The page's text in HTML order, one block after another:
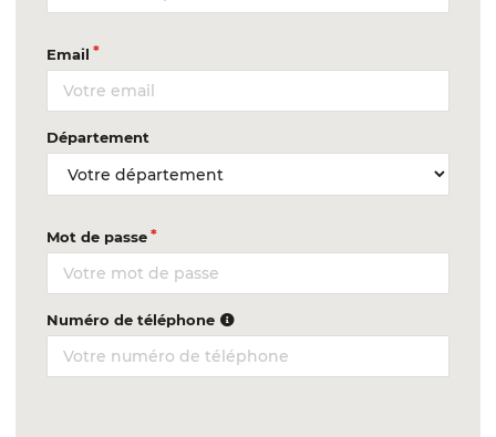
Email
Département
Mot de passe
Numéro de téléphone